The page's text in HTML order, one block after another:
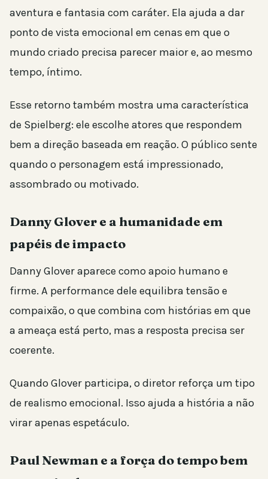
aventura e fantasia com caráter. Ela ajuda a dar
ponto de vista emocional em cenas em que o
mundo criado precisa parecer maior e, ao mesmo
tempo, íntimo.
Esse retorno também mostra uma característica
de Spielberg: ele escolhe atores que respondem
bem a direção baseada em reação. O público sente
quando o personagem está impressionado,
assombrado ou motivado.
Danny Glover e a humanidade em
papéis de impacto
Danny Glover aparece como apoio humano e
firme. A performance dele equilibra tensão e
compaixão, o que combina com histórias em que
a ameaça está perto, mas a resposta precisa ser
coerente.
Quando Glover participa, o diretor reforça um tipo
de realismo emocional. Isso ajuda a história a não
virar apenas espetáculo.
Paul Newman e a força do tempo bem